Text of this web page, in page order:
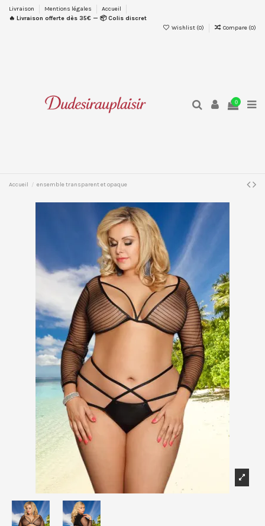
Livraison Mentions légales
Accueil
🔥 Livraison offerte dès 35€ — 📦 Colis discret
Wishlist (0) Compare (0)
0
Accueil ensemble transparent et opaque